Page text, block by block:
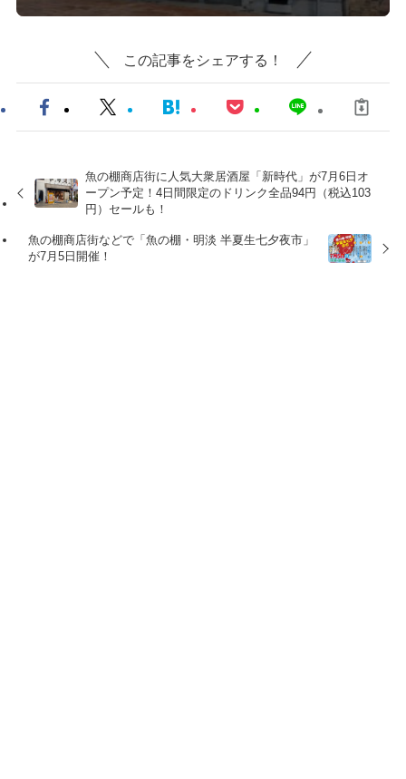
この記事をシェアする！
魚の棚商店街に人気大衆居酒屋「新時代」が7月6日オ
ープン予定！4日間限定のドリンク全品94円（税込103
円）セールも！
魚の棚商店街などで「魚の棚・明淡 半夏生七夕夜市」
が7月5日開催！